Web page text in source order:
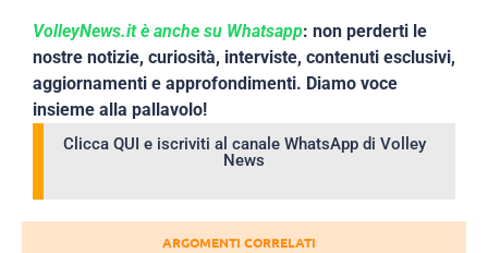
VolleyNews.it è anche su Whatsapp: non perderti le
nostre notizie, curiosità, interviste, contenuti esclusivi,
aggiornamenti e approfondimenti. Diamo voce
insieme alla pallavolo!
Clicca QUI e iscriviti al canale WhatsApp di Volley
News
ARGOMENTI CORRELATI